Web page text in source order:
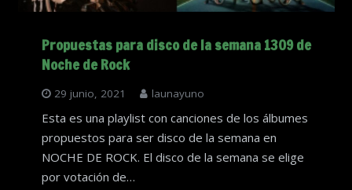
Propuestas para disco de la semana 1309 de
Noche de Rock
29 junio, 2021 launayuno
Esta es una playlist con canciones de los álbumes
propuestos para ser disco de la semana en
NOCHE DE ROCK. El disco de la semana se elige
por votación de…